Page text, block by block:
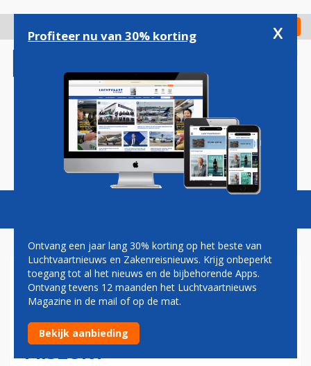
gaan
Check in
Magazine Podcasts Vacatures
‘KRUISTOCHT’ TEGEN
LUCHTHAVEN VAN
ANTWERPEN ANDERMAAL
MISLUKT
Profiteer nu van 30% korting x
Ontvang een jaar lang 30% korting op het beste van
Luchtvaartnieuws en Zakenreisnieuws. Krijg onbeperkt
toegang tot al het nieuws en de bijbehorende Apps.
Ontvang tevens 12 maanden het Luchtvaartnieuws
Magazine in de mail of op de mat.
Bekijk aanbieding